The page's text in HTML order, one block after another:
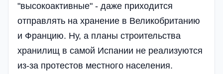
"высокоактивные" - даже приходится
отправлять на хранение в Великобританию
и Францию. Ну, а планы строительства
хранилищ в самой Испании не реализуются
из-за протестов местного населения.